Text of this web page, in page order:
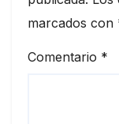
marcados con
Comentario *